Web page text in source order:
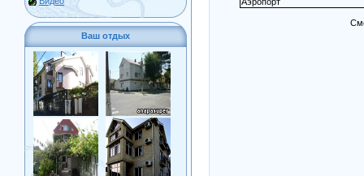
Ваш отдых